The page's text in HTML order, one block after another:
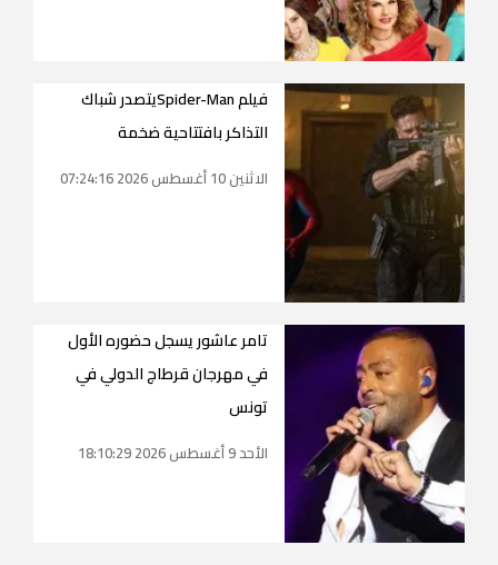
فيلم Spider-Manيتصدر شباك
التذاكر بافتتاحية ضخمة
الاثنين 10 أغسطس 2026 07:24:16
تامر عاشور يسجل حضوره الأول
في مهرجان قرطاج الدولي في
تونس
الأحد 9 أغسطس 2026 18:10:29